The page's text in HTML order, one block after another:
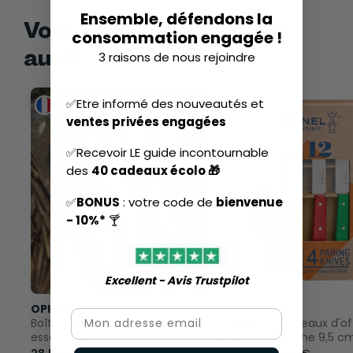
Vous aimerez peut-être
aussi
-4%
OPINEL
Boîte coffret 4 couteaux - Les
essentiels
-4%
OPINEL
Coffret 4 couteaux
Opinel n°112 lame 9,5
Ensemble, défendons la
consommation engagée !
3 raisons de nous rejoindre
✅Etre informé des nouveautés et
ventes privées engagées
✅Recevoir LE guide incontournable
des 40 cadeaux écolo 🎁
✅BONUS : votre code de bienvenue
- 10%* 🍸
Excellent - Avis Trustpilot​
Email